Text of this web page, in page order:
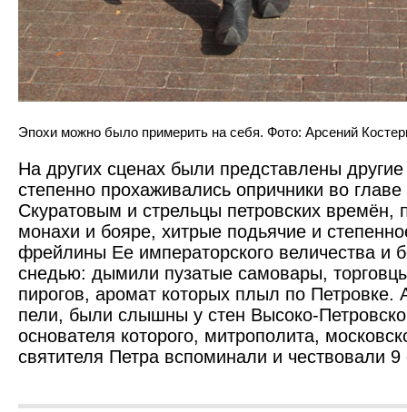
Эпохи можно было примерить на себя. Фото: Арсений
На других сценах были представлены
степенно прохаживались опричники во
Скуратовым и стрельцы петровских времён,
монахи и бояре, хитрые подьячие и
фрейлины Ее императорского величества и
снедью: дымили пузатые самовары,
пирогов, аромат которых плыл по Петровке.
пели, были слышны у стен Высоко-
основателя которого, митрополита,
святителя Петра вспоминали и чествовали 9